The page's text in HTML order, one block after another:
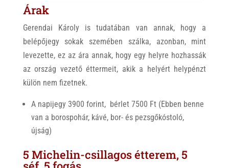
Árak
Gerendai Károly is tudatában van annak, hogy a
belépőjegy sokak szemében szálka, azonban, mint
levezette, ez az ára annak, hogy egy helyre hozhassák
az ország vezető éttermeit, akik a helyért helypénzt
külön nem fizetnek.
A napijegy 3900 forint, bérlet 7500 Ft (Ebben benne
van a borospohár, kávé, bor- és pezsgőkóstoló,
újság)
5 Michelin-csillagos étterem, 5